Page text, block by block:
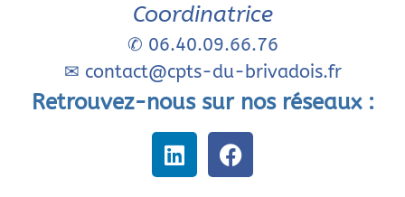
Coordinatrice
✆ 06.40.09.66.76
✉ contact@cpts-du-brivadois.fr
Retrouvez-nous sur nos réseaux :